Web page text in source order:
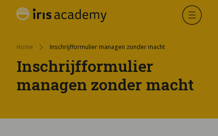
Home Inschrijfformulier managen zonder macht
Inschrijfformulier
managen zonder macht